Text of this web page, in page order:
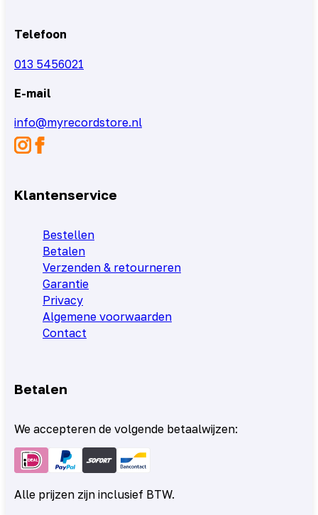
Telefoon
013 5456021
E-mail
info@myrecordstore.nl
Klantenservice
Bestellen
Betalen
Verzenden & retourneren
Garantie
Privacy
Algemene voorwaarden
Contact
Betalen
We accepteren de volgende betaalwijzen:
Alle prijzen zijn inclusief BTW.